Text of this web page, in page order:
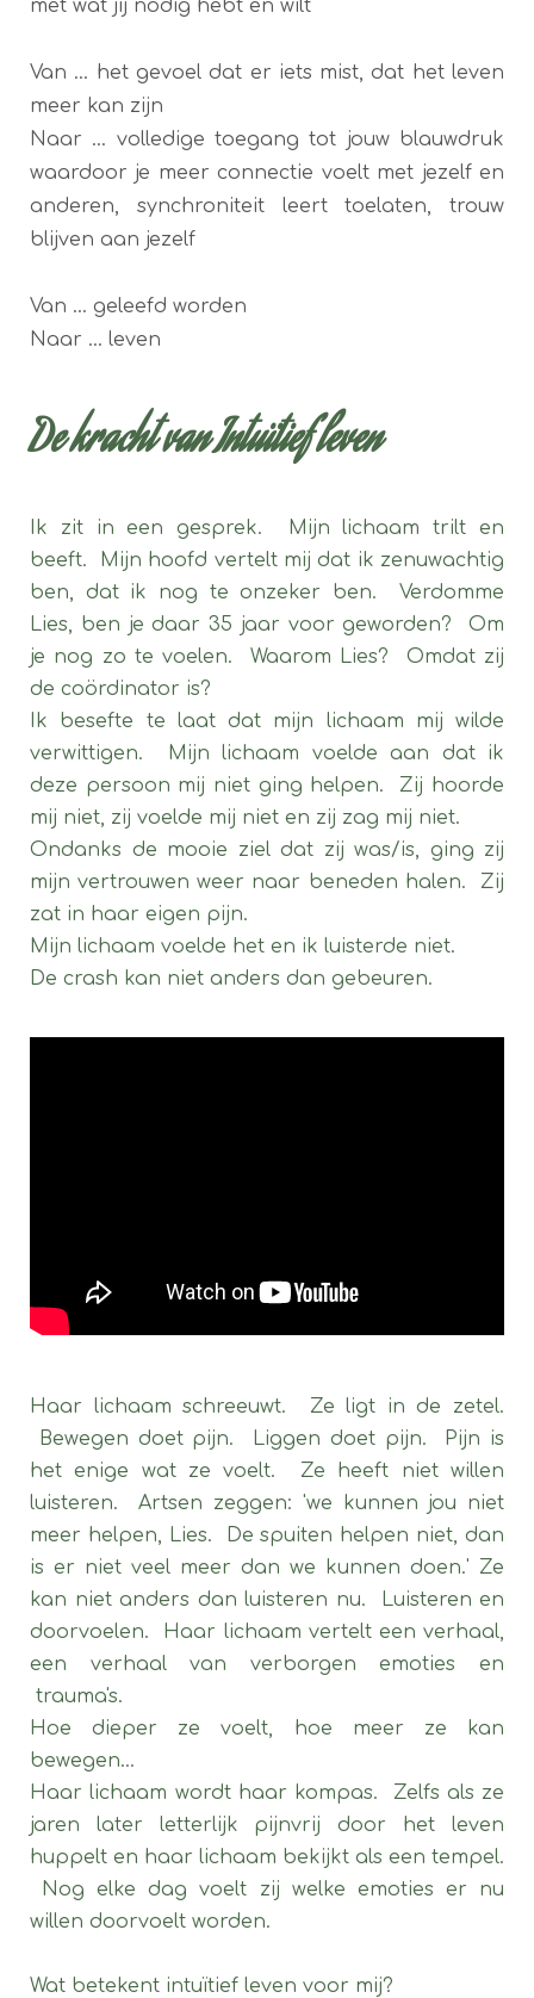
met wat jij nodig hebt en wilt
Van ... het gevoel dat er iets mist, dat het leven
meer kan zijn
Naar ... volledige toegang tot jouw blauwdruk
waardoor je meer connectie voelt met jezelf en
anderen, synchroniteit leert toelaten, trouw
blijven aan jezelf
Van ... geleefd worden
Naar ... leven
De kracht van Intuïtief leven
Ik zit in een gesprek. Mijn lichaam trilt en
beeft. Mijn hoofd vertelt mij dat ik zenuwachtig
ben, dat ik nog te onzeker ben. Verdomme
Lies, ben je daar 35 jaar voor geworden? Om
je nog zo te voelen. Waarom Lies? Omdat zij
de coördinator is?
Ik besefte te laat dat mijn lichaam mij wilde
verwittigen. Mijn lichaam voelde aan dat ik
deze persoon mij niet ging helpen. Zij hoorde
mij niet, zij voelde mij niet en zij zag mij niet.
Ondanks de mooie ziel dat zij was/is, ging zij
mijn vertrouwen weer naar beneden halen. Zij
zat in haar eigen pijn.
Mijn lichaam voelde het en ik luisterde niet.
De crash kan niet anders dan gebeuren.
Haar lichaam schreeuwt. Ze ligt in de zetel.
Bewegen doet pijn. Liggen doet pijn. Pijn is
het enige wat ze voelt. Ze heeft niet willen
luisteren. Artsen zeggen: 'we kunnen jou niet
meer helpen, Lies. De spuiten helpen niet, dan
is er niet veel meer dan we kunnen doen.' Ze
kan niet anders dan luisteren nu. Luisteren en
doorvoelen. Haar lichaam vertelt een verhaal,
een verhaal van verborgen emoties en
trauma's.
Hoe dieper ze voelt, hoe meer ze kan
bewegen...
Haar lichaam wordt haar kompas. Zelfs als ze
jaren later letterlijk pijnvrij door het leven
huppelt en haar lichaam bekijkt als een tempel.
Nog elke dag voelt zij welke emoties er nu
willen doorvoelt worden.
Wat betekent intuïtief leven voor mij?